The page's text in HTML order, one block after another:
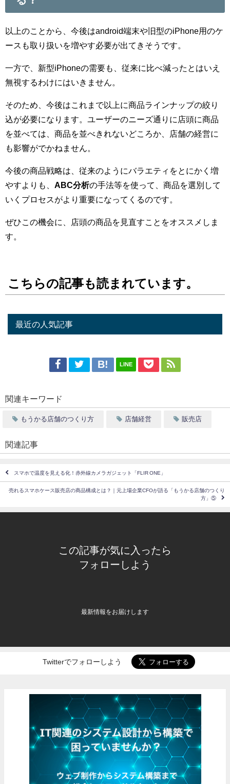
以上のことから、今後はandroid端末や旧型のiPhone用のケ
ースも取り扱いを増やす必要が出てきそうです。
一方で、新型iPhoneの需要も、従来に比べ減ったとはいえ
無視するわけにはいきません。
そのため、今後はこれまで以上に商品ラインナップの絞り
込が必要になります。ユーザーのニーズ通りに店頭に商品
を並べては、商品を並べきれないどころか、店舗の経営に
も影響がでかねません。
今後の商品戦略は、従来のようにバラエティをとにかく増
やすよりも、 ABC分析の手法等を使って、商品を選別して
いくプロセスがより重要になってくるのです。
ぜひこの機会に、店頭の商品を見直すことをオススメしま
す。
こちらの記事も読まれています。
最近の人気記事
LINE
関連キーワード
もうかる店舗のつくり方 店舗経営 販売店
関連記事
スマホで温度を見える化！赤外線カメラガジェット「FLIR ONE」
売れるスマホケース販売店の商品構成とは？｜元上場企業CFOが語る「もうかる店舗のつくり
方」⑤
この記事が気に入ったら
フォローしよう
最新情報をお届けします
Twitterでフォローしよう